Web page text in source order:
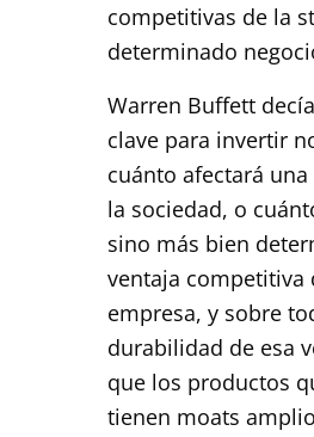
competitivas de la
determinado
Warren Buffett
clave para invertir
cuánto afectará
la sociedad, o
sino más bien
ventaja competitiva
empresa, y sobre
durabilidad de esa
que los productos
tienen moats